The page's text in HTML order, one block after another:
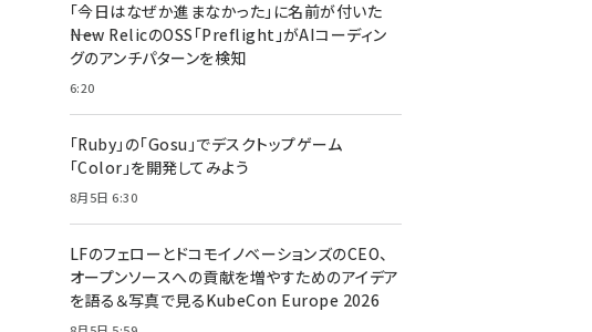
「今日はなぜか進まなかった」に名前が付いた
――New RelicのOSS「Preflight」がAIコーディン
グのアンチパターンを検知
6:20
「Ruby」の「Gosu」でデスクトップゲーム
「Color」を開発してみよう
8月5日 6:30
LFのフェローとドコモイノベーションズのCEO、
オープンソースへの貢献を増やすためのアイデア
を語る＆写真で見るKubeCon Europe 2026